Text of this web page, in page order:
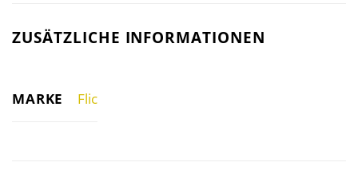
ZUSÄTZLICHE INFORMATIONEN
MARKE Flic